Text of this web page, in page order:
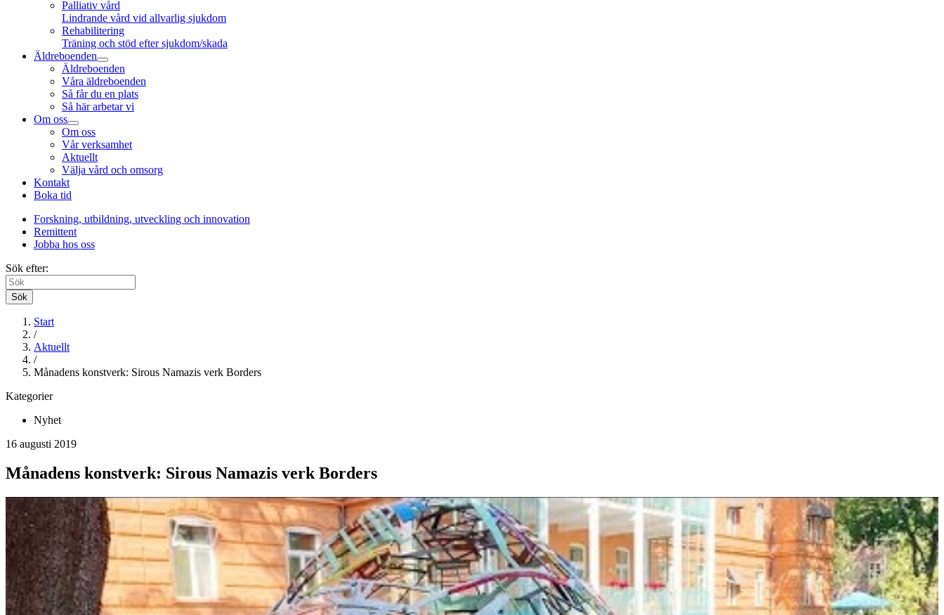
Palliativ vård
Lindrande vård vid allvarlig sjukdom
Rehabilitering
Träning och stöd efter sjukdom/skada
Äldreboenden
Äldreboenden
Våra äldreboenden
Så får du en plats
Så här arbetar vi
Om oss
Om oss
Vår verksamhet
Aktuellt
Välja vård och omsorg
Kontakt
Boka tid
Forskning, utbildning, utveckling och innovation
Remittent
Jobba hos oss
Sök efter:
Sök
Start
/
Aktuellt
/
Månadens konstverk: Sirous Namazis verk Borders
Kategorier
Nyhet
16 augusti 2019
Månadens konstverk: Sirous Namazis verk Borders